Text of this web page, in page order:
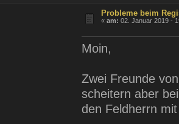
Probleme beim
«am: 02. Januar 2019 -
Moin,
Zwei Freunde
scheitern aber
den Feldherrn